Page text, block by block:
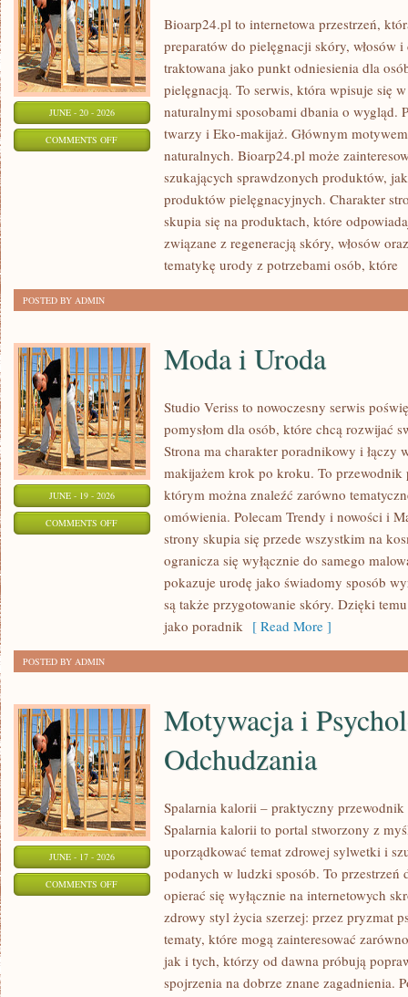
JUNE - 20 - 2026
COMMENTS OFFON
KOSMETYKI
Bioarp24.pl to internetowa przestrzeń,
preparatów do pielęgnacji skóry, włosów i
traktowana jako punkt odniesienia dla
pielęgnacją. To serwis, która wpisuje się
naturalnymi sposobami dbania o wygląd.
twarzy i Eko-makijaż. Głównym
naturalnych. Bioarp24.pl może
szukających sprawdzonych produktów,
produktów pielęgnacyjnych. Charakter
skupia się na produktach, które
związane z regeneracją skóry, włosów
tematykę urody z potrzebami osób, które
POSTED BY ADMIN
JUNE - 19 - 2026
COMMENTS OFFON
Moda i Uroda
Studio Veriss to nowoczesny serwis
pomysłom dla osób, które chcą rozwijać
Strona ma charakter poradnikowy i łączy
makijażem krok po kroku. To
którym można znaleźć zarówno
omówienia. Polecam Trendy i nowości i
strony skupia się przede wszystkim na
ogranicza się wyłącznie do samego
pokazuje urodę jako świadomy sposób
są także przygotowanie skóry. Dzięki
jako poradnik [ Read More ]
POSTED BY ADMIN
JUNE - 17 - 2026
COMMENTS OFFON
MOTYWACJA
Motywacja i
Odchudzania
Spalarnia kalorii – praktyczny
Spalarnia kalorii to portal stworzony z
uporządkować temat zdrowej sylwetki i
podanych w ludzki sposób. To
opierać się wyłącznie na internetowych
zdrowy styl życia szerzej: przez pryzmat
tematy, które mogą zainteresować
jak i tych, którzy od dawna próbują
spojrzenia na dobrze znane zagadnienia.